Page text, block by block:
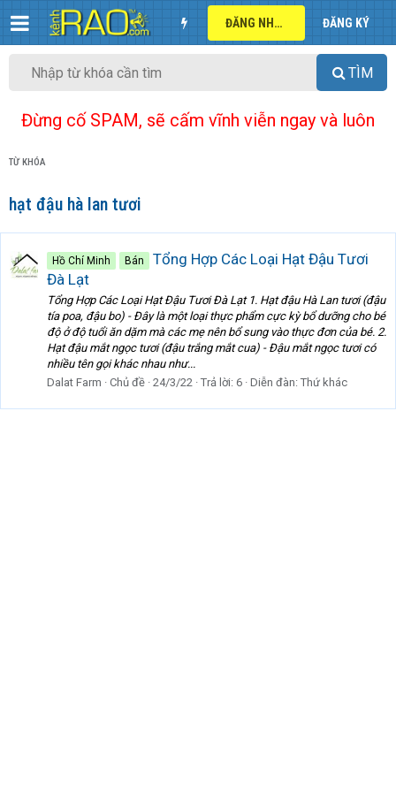
ĐĂNG NHẬP ĐĂNG KÝ
TÌM
Đừng cố SPAM, sẽ cấm vĩnh viễn ngay và luôn
TỪ KHÓA
hạt đậu hà lan tươi
Hồ Chí Minh Bán
Tổng Hợp Các Loại Hạt Đậu Tươi
Đà Lạt
Tổng Hợp Các Loại Hạt Đậu Tươi Đà Lạt 1. Hạt đậu Hà Lan tươi (đậu
tía poa, đậu bo) - Đây là một loại thực phẩm cực kỳ bổ dưỡng cho bé
độ ở độ tuổi ăn dặm mà các mẹ nên bổ sung vào thực đơn của bé. 2.
Hạt đậu mắt ngọc tươi (đậu trắng mắt cua) - Đậu mắt ngọc tươi có
nhiều tên gọi khác nhau như...
Dalat Farm
Chủ đề 24/3/22 Trả lời: 6 Diễn đàn: Thứ khác